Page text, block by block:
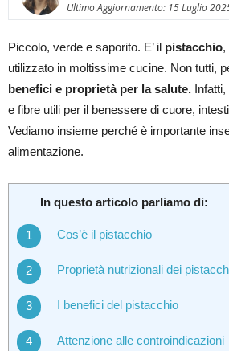
Ultimo Aggiornamento: 15 Luglio
Piccolo, verde e saporito. E’ il pistacchio,
utilizzato in moltissime cucine. Non tutti,
benefici e proprietà per la salute.
e fibre utili per il benessere di cuore,
Vediamo insieme perché è importante
alimentazione.
In questo articolo parliamo di:
Cos’è il pistacchio
Proprietà nutrizionali dei
I benefici del pistacchio
Attenzione alle controindicazioni